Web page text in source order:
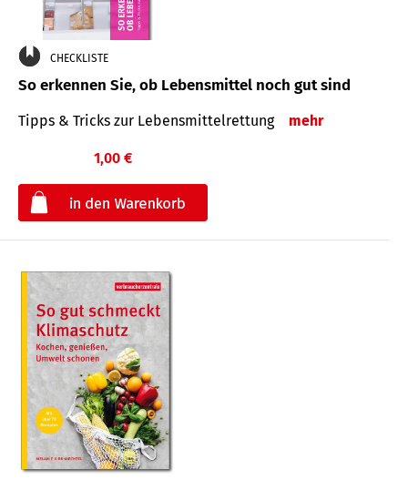
CHECKLISTE
So erkennen Sie, ob Lebensmittel noch gut sind
Tipps & Tricks zur Lebensmittelrettung mehr
1,00 €